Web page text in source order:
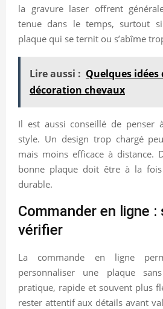
la gravure laser offrent
tenue dans le temps, surtout
plaque qui se ternit ou s’abîme
Lire aussi : Quelques idées
décoration chevaux
Il est aussi conseillé de penser
style. Un design trop chargé
mais moins efficace à distance.
bonne plaque doit être à la
durable.
Commander en ligne :
vérifier
La commande en ligne
personnaliser une plaque
pratique, rapide et souvent plus
rester attentif aux détails avant